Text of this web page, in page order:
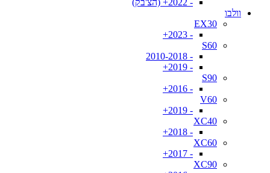
- 2022+ (הצ'בק)
וולבו
EX30
- 2023+
S60
- 2010-2018
- 2019+
S90
- 2016+
V60
- 2019+
XC40
- 2018+
XC60
- 2017+
XC90